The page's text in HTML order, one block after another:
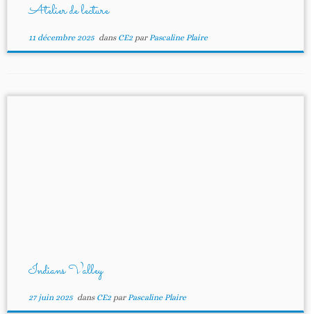
Atelier de lecture
11 décembre 2025dans CE2 parPascaline Plaire
Indians Valley
27 juin 2025dans CE2 parPascaline Plaire